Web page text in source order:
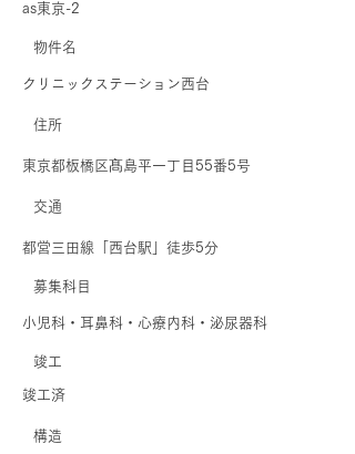
as東京-2
​物件名
クリニックステーション西台
住所
東京都板橋区髙島平一丁目55番5号
交通
都営三田線「西台駅」徒歩5分
募集科目
小児科・耳鼻科・心療内科・泌尿器科
​竣工
竣工済
​構造